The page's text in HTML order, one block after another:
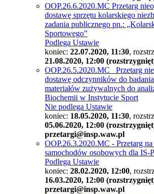
OOP.26.6.2020.MC Przetarg
dostawę sprzętu kolarskiego
zadania publicznego pn.:
Sportowego”
Podlega Ustawie
koniec: 22.07.2020, 11:30,
21.08.2020, 12:00
OOP.26.5.2020.MC Przetarg
dostawę odczynników do
materiałów zużywalnych do
Biochemii w Instytucie Sport
Nie podlega Ustawie
koniec: 18.05.2020, 11:30,
05.06.2020, 12:00
przetargi@insp.waw.pl
OOP.26.3.2020.MC - Przetarg na
samochodów osobowych dla IS-
Podlega Ustawie
koniec: 28.02.2020, 12:00,
16.03.2020, 12:00
przetargi@insp.waw.pl